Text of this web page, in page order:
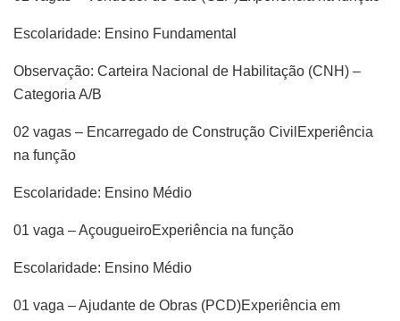
Escolaridade: Ensino Fundamental
Observação: Carteira Nacional de Habilitação (CNH) –
Categoria A/B
02 vagas – Encarregado de Construção CivilExperiência
na função
Escolaridade: Ensino Médio
01 vaga – AçougueiroExperiência na função
Escolaridade: Ensino Médio
01 vaga – Ajudante de Obras (PCD)Experiência em